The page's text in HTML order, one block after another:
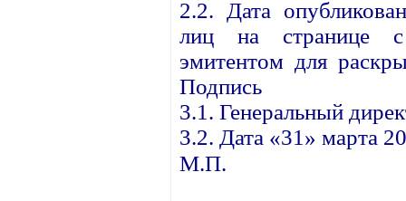
2.2. Дата
лиц на странице с
эмитентом для
Подпись
3.1. Генеральный
3.2. Дата «31» марта
М.П.